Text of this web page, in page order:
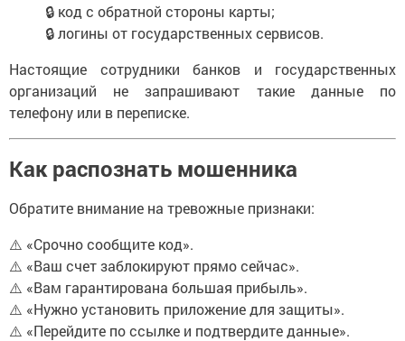
🔒 код с обратной стороны карты;
🔒 логины от государственных сервисов.
Настоящие сотрудники банков и государственных
организаций не запрашивают такие данные по
телефону или в переписке.
Как распознать мошенника
Обратите внимание на тревожные признаки:
⚠️ «Срочно сообщите код».
⚠️ «Ваш счет заблокируют прямо сейчас».
⚠️ «Вам гарантирована большая прибыль».
⚠️ «Нужно установить приложение для защиты».
⚠️ «Перейдите по ссылке и подтвердите данные».